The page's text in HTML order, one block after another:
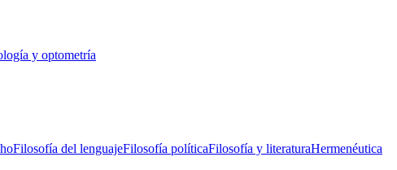
y optometría
Filosofía del lenguajeFilosofía políticaFilosofía y literaturaHermenéutica